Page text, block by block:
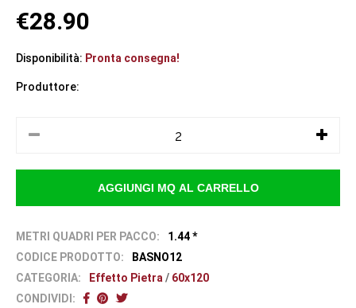
€28.90
Disponibilità: Pronta consegna!
Produttore:
METRI QUADRI PER PACCO:
1.44 *
CODICE PRODOTTO:
BASNO12
CATEGORIA:
Effetto Pietra / 60x120
CONDIVIDI: